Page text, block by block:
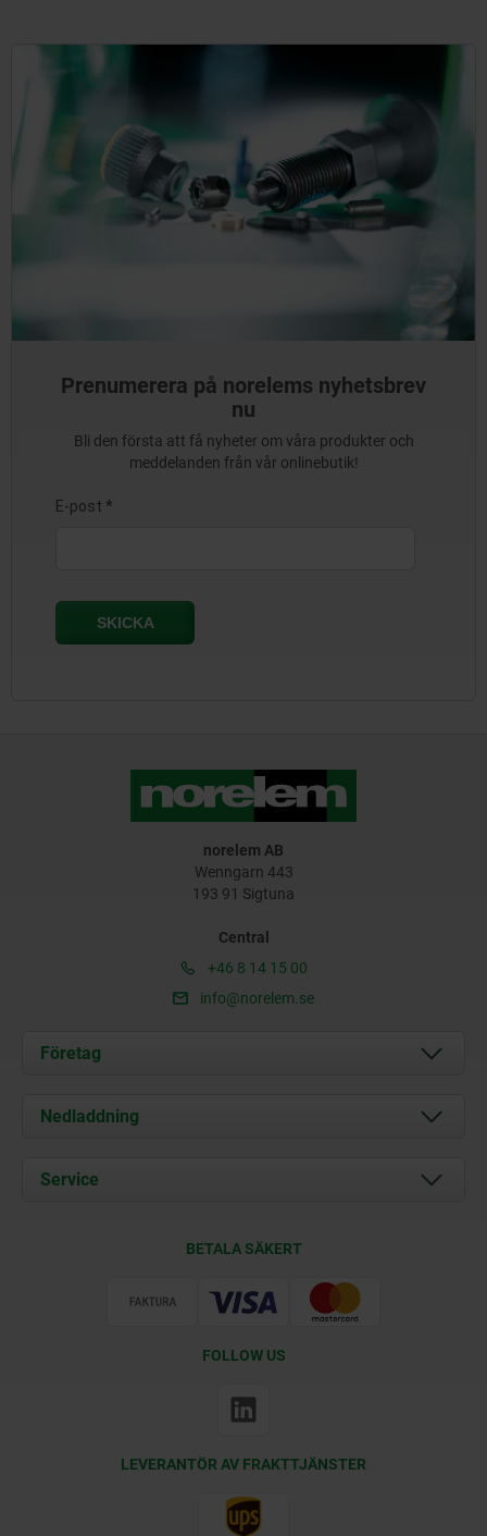
Prenumerera på norelems nyhetsbrev
nu
Bli den första att få nyheter om våra produkter och
meddelanden från vår onlinebutik!
norelem AB
Wenngarn 443
193 91 Sigtuna
Central
+46 8 14 15 00
info@norelem.se
Företag
Om oss
Kontakt
Nedladdning
Documents
Service
BETALA SÄKERT
FOLLOW US
LEVERANTÖR AV FRAKTTJÄNSTER